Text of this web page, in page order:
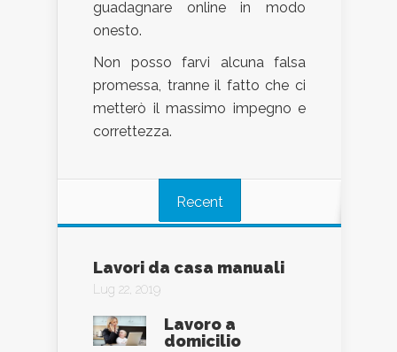
guadagnare online in modo
onesto.
Non posso farvi alcuna falsa
promessa, tranne il fatto che ci
metterò il massimo impegno e
correttezza.
Recent
Lavori da casa manuali
Lug 22, 2019
Lavoro a
domicilio